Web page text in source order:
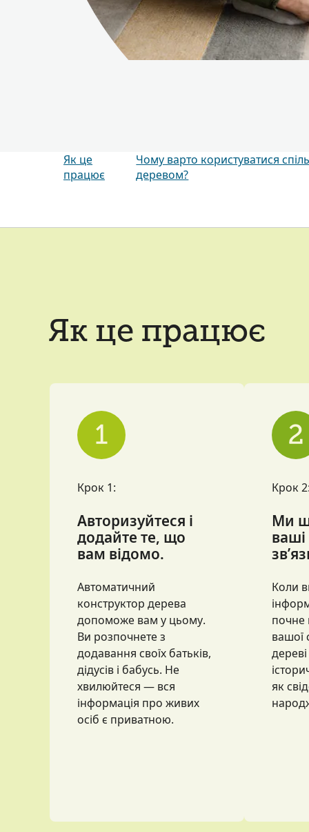
Як це
працює
Чому варто користуватися
деревом?
Як це працює
Крок 1:
Авторизуйтеся і
додайте те, що
вам відомо.
Автоматичний
конструктор дерева
допоможе вам у цьому.
Ви розпочнете з
додавання своїх батьків,
дідусів і бабусь. Не
хвилюйтеся — вся
інформація про живих
осіб є приватною.
Крок
Ми
Коли
почне
вашої
як